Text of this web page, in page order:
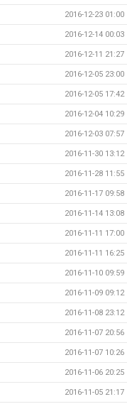
2016-12-23 01:00
2016-12-14 00:03
2016-12-11 21:27
2016-12-05 23:00
2016-12-05 17:42
2016-12-04 10:29
2016-12-03 07:57
2016-11-30 13:12
2016-11-28 11:55
2016-11-17 09:58
2016-11-14 13:08
2016-11-11 17:00
2016-11-11 16:25
2016-11-10 09:59
2016-11-09 09:12
2016-11-08 23:12
2016-11-07 20:56
2016-11-07 10:26
2016-11-06 20:25
2016-11-05 21:17